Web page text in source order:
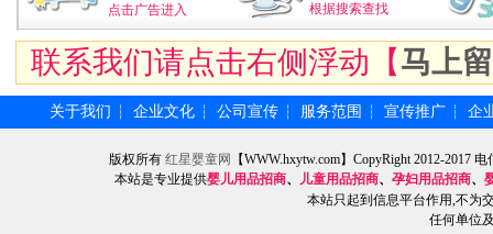
点击广告进入
根据搜索查找
联系我们请点击右侧浮动【马上
关于我们 ┆ 企业文化 ┆ 公司宣传 ┆ 服务范围 ┆ 宣传推广 ┆ 企
版权所有 红星婴童网
【WWW.hxytw.com】CopyRight 2012-2017
本站是专业提供婴儿用品招商、 儿童用品招商、 孕妇用品招商、
本站只起到信息平台作用,不为
任何单位